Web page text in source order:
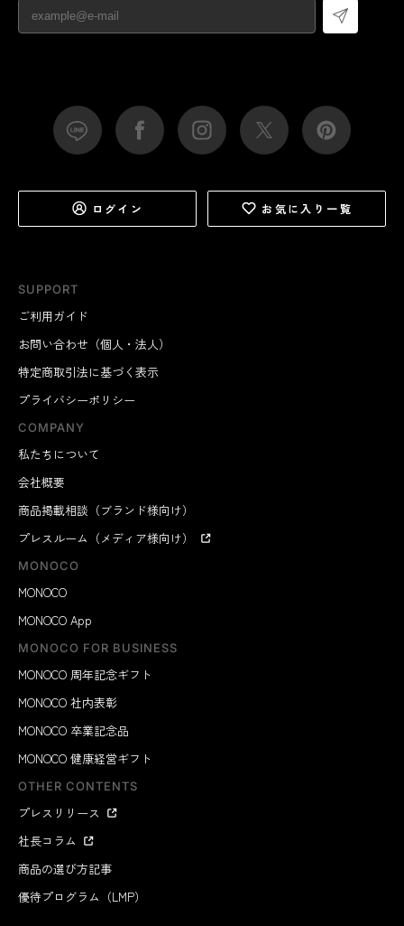
SUPPORT
ご利用ガイド
お問い合わせ（個人・法人）
特定商取引法に基づく表示
プライバシーポリシー
COMPANY
私たちについて
会社概要
商品掲載相談（ブランド様向け）
プレスルーム（メディア様向け）
MONOCO
MONOCO
MONOCO App
MONOCO FOR BUSINESS
MONOCO 周年記念ギフト
MONOCO 社内表彰
MONOCO 卒業記念品
MONOCO 健康経営ギフト
OTHER CONTENTS
プレスリリース
社長コラム
商品の選び方記事
優待プログラム（LMP）
ログイン お気に入り一覧